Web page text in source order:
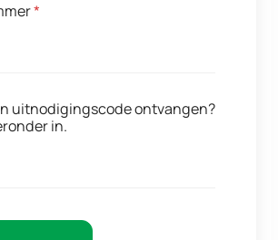
*
uitnodigingscode ontvangen?
in.